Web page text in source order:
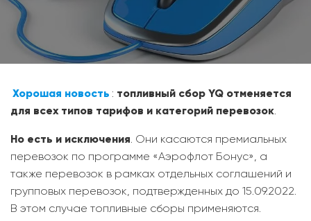
Хорошая новость : топливный сбор YQ отменяется
для всех типов тарифов и категорий перевозок.
Но есть и исключения. Они касаются премиальных
перевозок по программе «Аэрофлот Бонус», а
также перевозок в рамках отдельных соглашений и
групповых перевозок, подтвержденных до 15.09.2022.
В этом случае топливные сборы применяются.